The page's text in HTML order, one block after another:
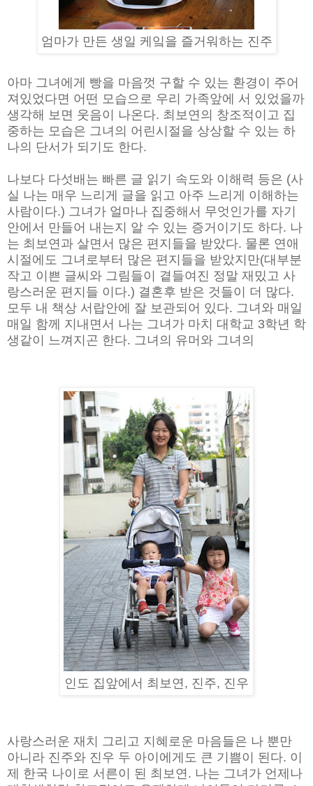
엄마가 만든 생일 케잌을 즐거워하는 진주
아마 그녀에게 빵을 마음껏 구할 수 있는 환경이 주어
져있었다면 어떤 모습으로 우리 가족앞에 서 있었을까
생각해 보면 웃음이 나온다. 최보연의 창조적이고 집
중하는 모습은 그녀의 어린시절을 상상할 수 있는 하
나의 단서가 되기도 한다.
나보다 다섯배는 빠른 글 읽기 속도와 이해력 등은 (사
실 나는 매우 느리게 글을 읽고 아주 느리게 이해하는
사람이다.) 그녀가 얼마나 집중해서 무엇인가를 자기
안에서 만들어 내는지 알 수 있는 증거이기도 하다. 나
는 최보연과 살면서 많은 편지들을 받았다. 물론 연애
시절에도 그녀로부터 많은 편지들을 받았지만(대부분
작고 이쁜 글씨와 그림들이 곁들여진 정말 재밌고 사
랑스러운 편지들 이다.) 결혼후 받은 것들이 더 많다.
모두 내 책상 서랍안에 잘 보관되어 있다. 그녀와 매일
매일 함께 지내면서 나는 그녀가 마치 대학교 3학년 학
생같이 느껴지곤 한다. 그녀의 유머와 그녀의
인도 집앞에서 최보연, 진주, 진우
사랑스러운 재치 그리고 지혜로운 마음들은 나 뿐만
아니라 진주와 진우 두 아이에게도 큰 기쁨이 된다. 이
제 한국 나이로 서른이 된 최보연. 나는 그녀가 언제나